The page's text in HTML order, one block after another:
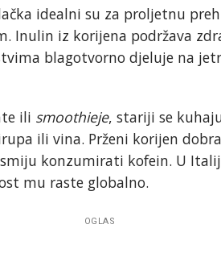
idealni su za proljetnu
Inulin iz korijena podržava
blagotvorno djeluje na
ili smoothieje, stariji se
ili vina. Prženi korijen
konzumirati kofein. U
mu raste globalno.
OGLAS